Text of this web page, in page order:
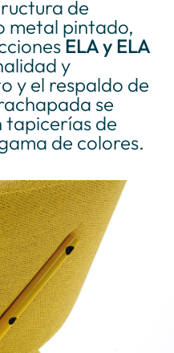
de
metal pintado,
ELA y ELA
y
y el respaldo de
se
tapicerías de
de colores.